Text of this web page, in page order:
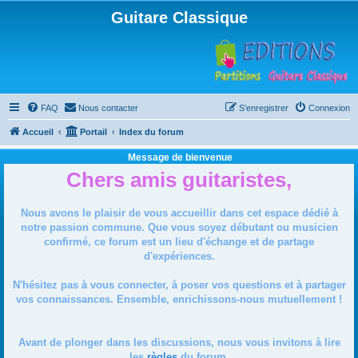
Guitare Classique
FAQ Nous contacter Connexion
S’enregistrer
Accueil Portail Index du forum
Message de bienvenue
Chers amis guitaristes,
Nous avons le plaisir de vous accueillir dans cet espace dédié à
notre passion commune. Que vous soyez débutant ou musicien
confirmé, ce forum est un lieu d'échange et de partage
d'expériences.
N'hésitez pas à vous connecter, à poser vos questions et à partager
vos connaissances. Ensemble, enrichissons-nous mutuellement !
Avant de plonger dans les discussions, nous vous invitons à lire